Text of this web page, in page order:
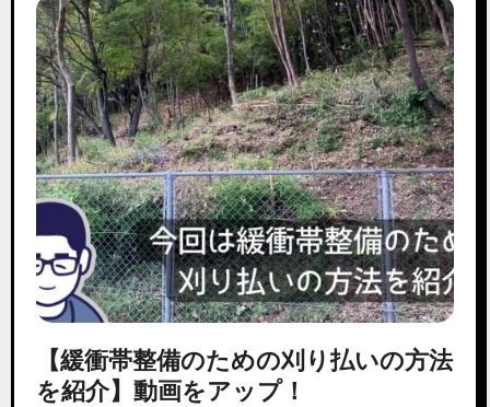
【緩衝帯整備のための刈り払いの方法
を紹介】動画をアップ！